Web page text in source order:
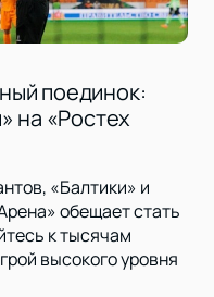
поединок:
на «Ростех
«Балтики» и
обещает стать
к тысячам
высокого уровня